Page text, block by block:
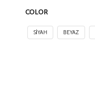
COLOR
SİYAH BEYAZ